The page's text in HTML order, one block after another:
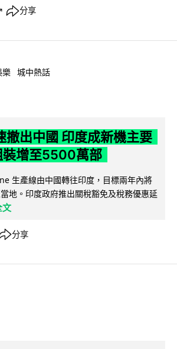
分享
樂 城中熱話
撤出中國 印度成新機主要
裝增至5500萬部
生產線由中國轉往印度，目標兩年內將
地。印度政府推出關稅豁免及稅務優惠延
文
分享